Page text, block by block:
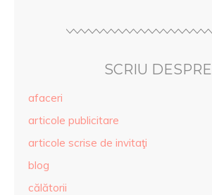
SCRIU DESPRE
afaceri
articole publicitare
articole scrise de invitaţi
blog
călătorii